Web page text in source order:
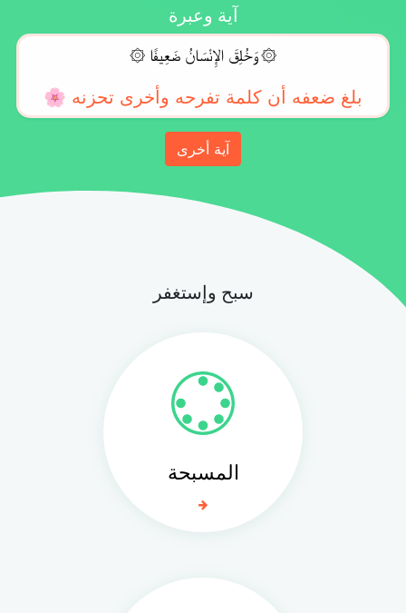
آية وعبرة
۞ وَخُلِقَ الإِنْسَانُ ضَعِيفًا ۞
بلغ ضعفه أن كلمة تفرحه وأخرى تحزنه 🌸
آية أخرى
سبح وإستغفر
المسبحة